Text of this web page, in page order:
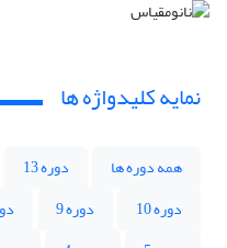
نمایه کلیدواژه ها
همه دوره ها دوره 13
دوره 10
دوره 9